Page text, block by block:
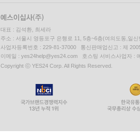
대표 : 김석환, 최세라
주소 : 서울시 영등포구 은행로 11, 5층~6층(여의도동,일신
사업자등록번호 : 229-81-37000 통신판매업신고 : 제
이메일 : yes24help@yes24.com 호스팅 서비스사업자 :
Copyright ⓒ YES24 Corp. All Rights Reserved.